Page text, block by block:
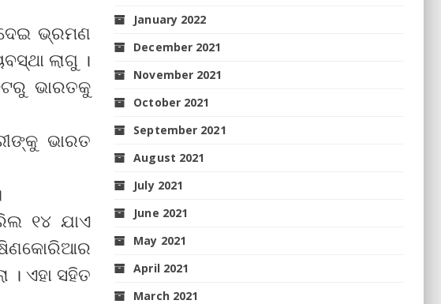
ଭ୍ରମଣ
ଲାଗୁ ।
ଭାରତକୁ
ଭାରତ
୧୪ ଯାଏ
। ଏହା ସହିତ
January 2022
December 2021
November 2021
October 2021
September 2021
August 2021
July 2021
June 2021
May 2021
April 2021
March 2021